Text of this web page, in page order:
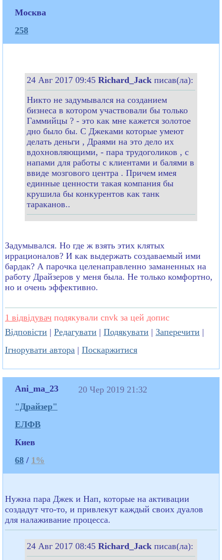
Москва
258
24 Авг 2017 09:45 Richard_Jack писав(ла):
Никто не задумывался на созданием
бизнеса в котором участвовали бы только
Гаммийцы ? - это как мне кажется золотое
дно было бы. С Джеками которые умеют
делать деньги , Драями на это дело их
вдохновляющими, - пара трудоголиков , с
напами для работы с клиентами и балями в
ввиде мозгового центра . Причем имея
единные ценности такая компания бы
крушила бы конкурентов как танк
тараканов..
Задумывался. Но где ж взять этих клятых
иррационалов? И как выдержать создаваемый ими
бардак? А парочка целенаправленно заманенных на
работу Драйзеров у меня была. Не только комфортно,
но и очень эффективно.
1 відвідувач подякували cnvk за цей допис
Відповісти | Редагувати | Подякувати | Заперечити |
Ігнорувати автора | Поскаржитися
Ani_ma_23
"Драйзер"
ЕЛФВ
Киев
68 / 1%
20 Чер 2019 21:32
Нужна пара Джек и Нап, которые на активации
создадут что-то, и привлекут каждый своих дуалов
для налаживание процесса.
24 Авг 2017 08:45 Richard_Jack писав(ла):